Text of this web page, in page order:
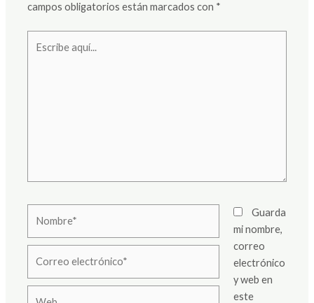
campos obligatorios están marcados con *
aquí...
electrónico*
Guarda
mi nombre,
correo
electrónico
y web en
este